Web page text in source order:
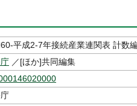
平成2-7年接続産業連関表 計数
／[ほか]共同編集